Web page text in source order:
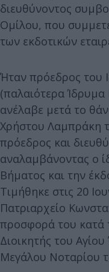
διευθύνοντος
Ομίλου, που
των εκδοτικών
Ήταν πρόεδρος του
(παλαιότερα
ανέλαβε μετά το
Χρήστου Λαμπράκη
πρόεδρος και
αναλαμβάνοντας ο
Βήματος και την
Τιμήθηκε στις 20
Πατριαρχείο
προσφορά του κατά
Διοικητής του
Μεγάλου Νοταρίου